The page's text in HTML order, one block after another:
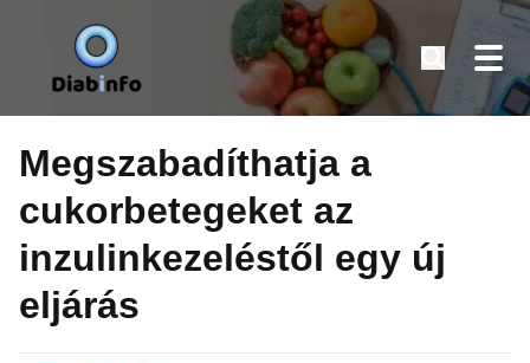
Tovább
tartalomra
Diabinfo.hu – Információk cukorbetegeknek
Megszabadíthatja a
cukorbetegeket az
inzulinkezeléstől egy új
eljárás